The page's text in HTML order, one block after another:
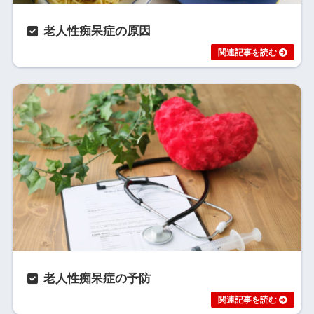
老人性痴呆症の原因
老人性痴呆症の予防